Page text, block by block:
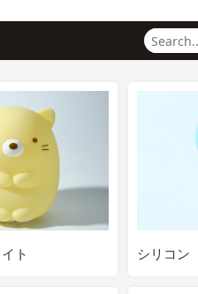
ト シリコン